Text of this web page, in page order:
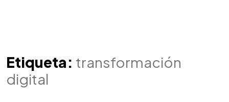
Etiqueta: transformación
digital